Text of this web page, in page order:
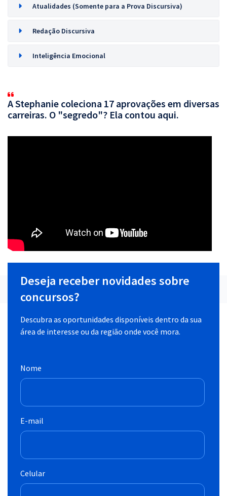
Atualidades (Somente para a Prova Discursiva)
Redação Discursiva
Inteligência Emocional
A Stephanie coleciona 17 aprovações em diversas
carreiras. O "segredo"? Ela contou aqui.
Deseja receber novidades sobre
concursos?
Descubra as oportunidades disponíveis dentro da sua
área de interesse ou da região onde você mora.
Nome
E-mail
Celular